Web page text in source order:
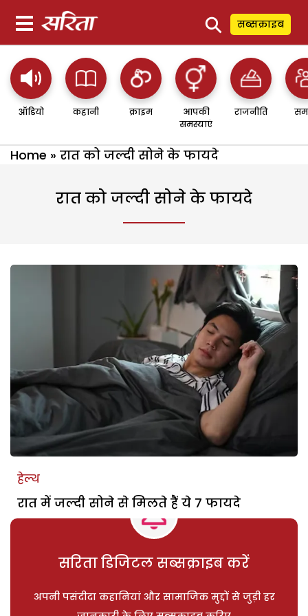
⚲ सब्सक्राइब
ऑडियो कहानी क्राइम
आपकी
समस्याएं
राजनीति
Home » रात को जल्दी सोने के फायदे
रात को जल्दी सोने के फायदे
हेल्थ
रात में जल्दी सोने से मिलते हैं ये 7 फायदे
सरिता डिजिटल सब्सक्राइब करें
अपनी पसंदीदा कहानियां और सामाजिक मुद्दों से जुड़ी हर